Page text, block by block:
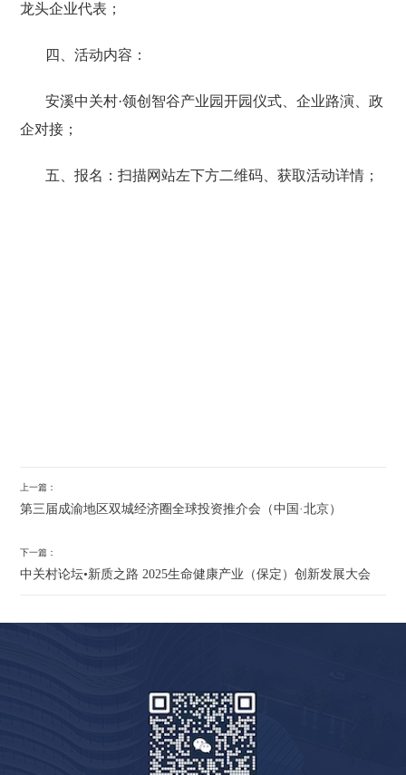
龙头企业代表；
四、活动内容：
安溪中关村·领创智谷产业园开园仪式、企业路演、政
企对接；
五、报名：扫描网站左下方二维码、获取活动详情；
上一篇：
第三届成渝地区双城经济圈全球投资推介会（中国·北京）
下一篇：
中关村论坛•新质之路 2025生命健康产业（保定）创新发展大会